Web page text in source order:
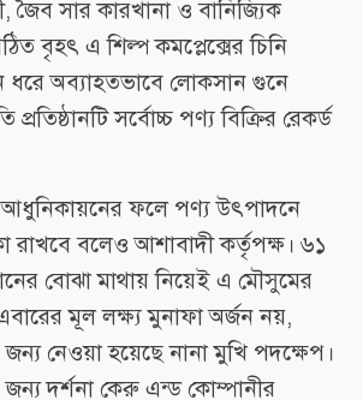
জৈব সার কারখানা ও বানিজ্যিক
বৃহৎ এ শিল্প কমপ্লেক্সের চিনি
ধরে অব্যাহতভাবে লোকসান গুনে
সর্বোচ্চ পণ্য বিক্রির রেকর্ড
আধুনিকায়নের ফলে পণ্য উৎপাদনে
রাখবে বলেও আশাবাদী কর্তৃপক্ষ। ৬১
বোঝা মাথায় নিয়েই এ মৌসুমের
মূল লক্ষ্য মুনাফা অর্জন নয়,
নেওয়া হয়েছে নানা মুখি পদক্ষেপ।
দর্শনা কেরু এন্ড কোম্পানীর